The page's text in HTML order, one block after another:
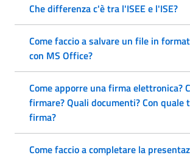
Che differenza c'è tra l'ISEE e l'ISE?
Come faccio a salvare un file in
con MS Office?
Come apporre una firma elettronica?
firmare? Quali documenti? Con quale
firma?
Come faccio a completare la